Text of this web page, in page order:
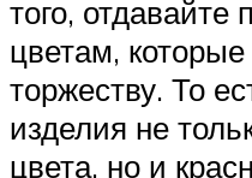
того, отдавайте
цветам, которые
торжеству. То
изделия не
цвета, но и